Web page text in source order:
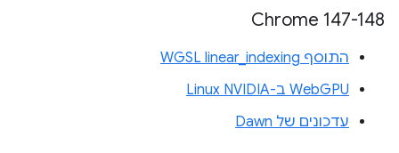
‫Chrome 147-148
התוסף WGSL linear_indexing
WebGPU ב-Linux NVIDIA
עדכונים של Dawn